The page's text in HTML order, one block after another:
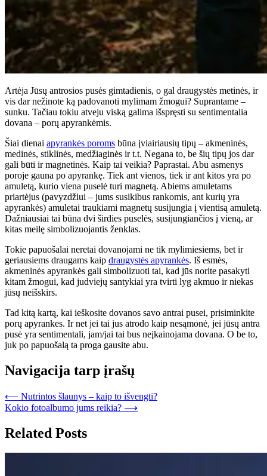
Artėja Jūsų antrosios pusės gimtadienis, o gal draugystės metinės, ir
vis dar nežinote ką padovanoti mylimam žmogui? Suprantame –
sunku. Tačiau tokiu atveju viską galima išspręsti su sentimentalia
dovana – porų apyrankėmis.
Šiai dienai apyrankės poroms būna įviairiausių tipų – akmeninės,
medinės, stiklinės, medžiaginės ir t.t. Negana to, be šių tipų jos dar
gali būti ir magnetinės. Kaip tai veikia? Paprastai. Abu asmenys
poroje gauna po apyrankę. Tiek ant vienos, tiek ir ant kitos yra po
amuletą, kurio viena puselė turi magnetą. Abiems amuletams
priartėjus (pavyzdžiui – jums susikibus rankomis, ant kurių yra
apyrankės) amuletai traukiami magnetų susijungia į vientisą amuletą.
Dažniausiai tai būna dvi širdies puselės, susijungiančios į vieną, ar
kitas meilę simbolizuojantis ženklas.
Tokie papuošalai neretai dovanojami ne tik mylimiesiems, bet ir
geriausiems draugams kaip draugystės apyrankės. Iš esmės,
akmeninės apyrankės gali simbolizuoti tai, kad jūs norite pasakyti
kitam žmogui, kad judviejų santykiai yra tvirti lyg akmuo ir niekas
jūsų neišskirs.
Tad kitą kartą, kai ieškosite dovanos savo antrai pusei, prisiminkite
porų apyrankes. Ir net jei tai jus atrodo kaip nesąmonė, jei jūsų antra
pusė yra sentimentali, jam/jai tai bus neįkainojama dovana. O be to,
juk po papuošalą ta proga gausite abu.
Navigacija tarp įrašų
⟵ Nutrintos šlaunys – kaip to išvengti?
Kokio fotoalbumo jums reikia? ⟶
Related Posts